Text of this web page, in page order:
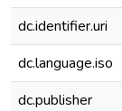
dc.identifier.uri
dc.language.iso
dc.publisher